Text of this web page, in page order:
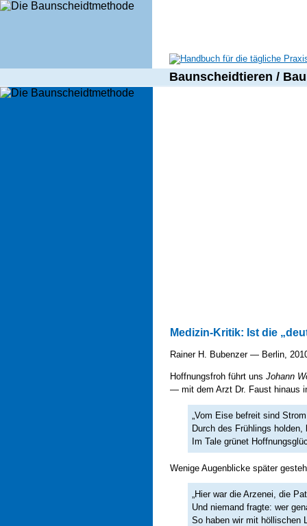
Baunscheidtieren /
Medizin-Kritik: Ist die
Rainer H. Bubenzer — Berlin,
Hoffnungsfroh führt uns Johann
— mit dem Arzt Dr. Faust hinaus
„Vom Eise befreit sind
Durch des Frühlings
Im Tale grünet
Wenige Augenblicke später
„Hier war die Arzenei, die
Und niemand fragte: wer
So haben wir mit höllischen
[an error occurred while processing this directive]